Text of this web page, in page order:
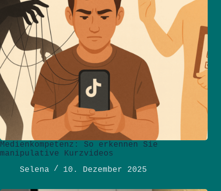
Medienkompetenz: So erkennen Sie
manipulative Kurzvideos
Selena
10. Dezember 2025